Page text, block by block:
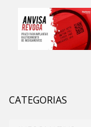
CATEGORIAS